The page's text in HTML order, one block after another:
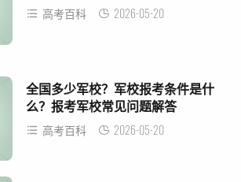
高考百科 2026-05-20
全国多少军校？军校报考条件是什
么？报考军校常见问题解答
高考百科 2026-05-20